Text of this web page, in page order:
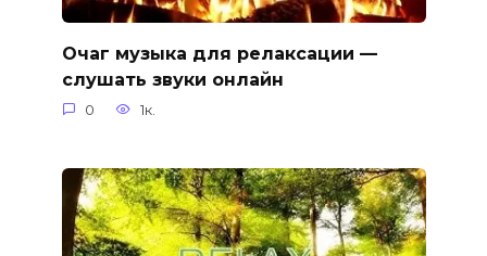
Очаг музыка для релаксации —
слушать звуки онлайн
0 1к.